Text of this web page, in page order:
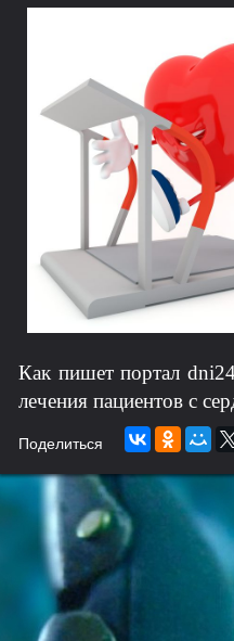
Как пишет портал
лечения пациентов с
Поделиться